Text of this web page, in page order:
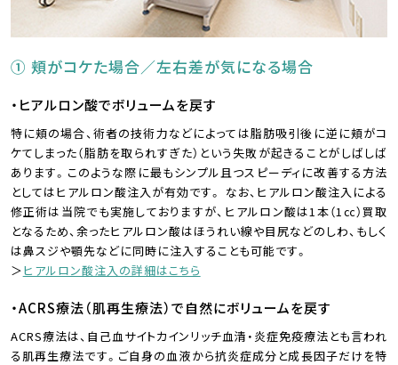
① 頬がコケた場合／左右差が気になる場合
・ヒアルロン酸でボリュームを戻す
特に頬の場合、術者の技術力などによっては脂肪吸引後に逆に頬がコ
ケてしまった（脂肪を取られすぎた）という失敗が起きることがしばしば
あります。このような際に最もシンプル且つスピーディに改善する方法
としてはヒアルロン酸注入が有効です。 なお、ヒアルロン酸注入による
修正術は当院でも実施しておりますが、ヒアルロン酸は1本（1㏄）買取
となるため、余ったヒアルロン酸はほうれい線や目尻などのしわ、もしく
は鼻スジや顎先などに同時に注入することも可能です。
＞ヒアルロン酸注入の詳細はこちら
・ACRS療法（肌再生療法）で自然にボリュームを戻す
ACRS療法は、自己血サイトカインリッチ血清・炎症免疫療法とも言われ
る肌再生療法です。ご自身の血液から抗炎症成分と成長因子だけを特